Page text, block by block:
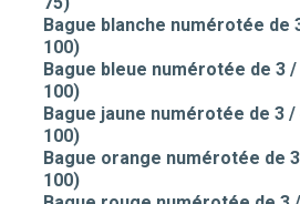
Bague blanche numérotée de
100)
Bague bleue numérotée de 3
100)
Bague jaune numérotée de 3
100)
Bague orange numérotée de
100)